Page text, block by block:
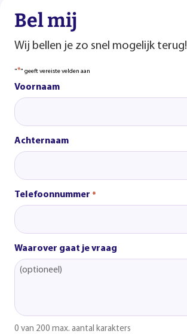
Bel mij
Wij bellen je zo snel mogelijk terug!
"*" geeft vereiste velden aan
Voornaam
Achternaam
Telefoonnummer *
Waarover gaat je vraag
0 van 200 max. aantal karakters